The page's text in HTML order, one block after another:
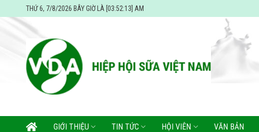
to
THỨ 6, 7/8/2026 BÂY GIỜ LÀ [03:52:14] AM
GIỚI THIỆU TIN TỨC HỘI VIÊN VĂN BẢN